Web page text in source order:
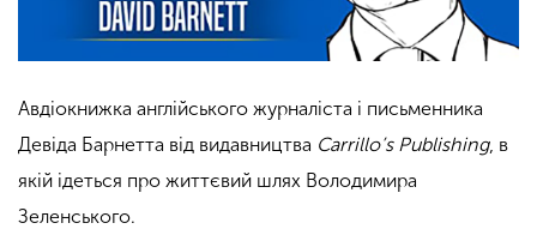
Авдіокнижка англійського журналіста і письменника
Девіда Барнетта від видавництва Carrillo’s Publishing, в
якій ідеться про життєвий шлях Володимира
Зеленського.